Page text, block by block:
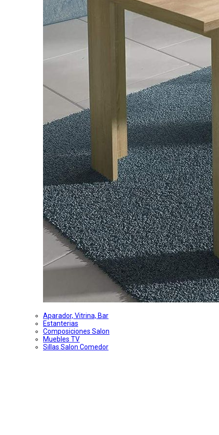
Aparador, Vitrina, Bar
Estanterias
Composiciones Salon
Muebles TV
Sillas Salon Comedor